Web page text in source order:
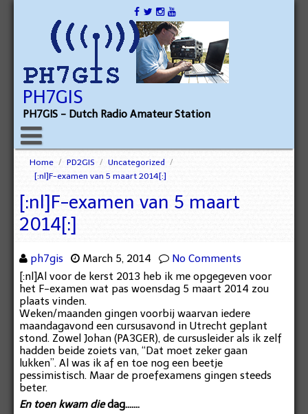
PH7GIS
PH7GIS - Dutch Radio Amateur Station
Home / PD2GIS / Uncategorized
/
[:nl]F-examen van 5 maart 2014[:]
[:nl]F-examen van 5 maart
2014[:]
ph7gis March 5, 2014
No Comments
[:nl]Al voor de kerst 2013 heb ik me opgegeven voor
het F-examen wat pas woensdag 5 maart 2014 zou
plaats vinden.
Weken/maanden gingen voorbij waarvan iedere
maandagavond een cursusavond in Utrecht geplant
stond. Zowel Johan (PA3GER), de cursusleider als ik zelf
hadden beide zoiets van, “Dat moet zeker gaan
lukken”. Al was ik af en toe nog een beetje
pessimistisch. Maar de proefexamens gingen steeds
beter.
En toen kwam diedag…….